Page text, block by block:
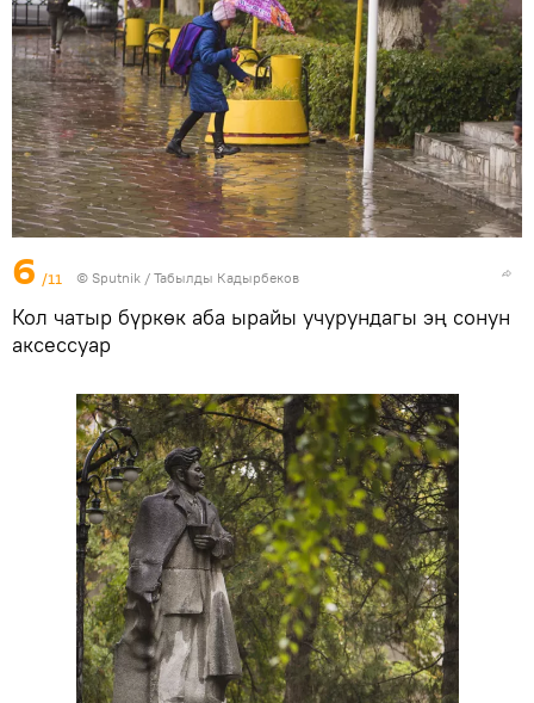
6 /11 © Sputnik / Табылды Кадырбеков
Кол чатыр бүркөк аба ырайы учурундагы эң сонун
аксессуар